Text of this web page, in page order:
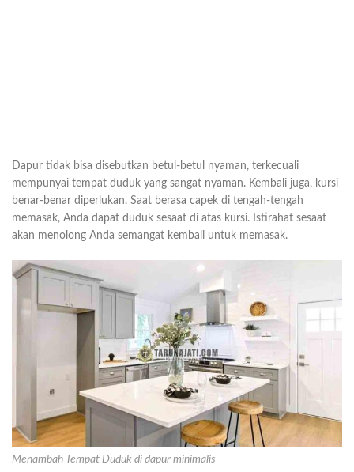
Dapur tidak bisa disebutkan betul-betul nyaman, terkecuali
mempunyai tempat duduk yang sangat nyaman. Kembali juga, kursi
benar-benar diperlukan. Saat berasa capek di tengah-tengah
memasak, Anda dapat duduk sesaat di atas kursi. Istirahat sesaat
akan menolong Anda semangat kembali untuk memasak.
Menambah Tempat Duduk di dapur minimalis